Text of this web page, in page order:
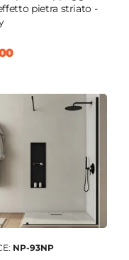
pietra striato -
NP-93NP